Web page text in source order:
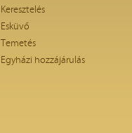
Keresztelés
Esküvő
Temetés
Egyházi hozzájárulás